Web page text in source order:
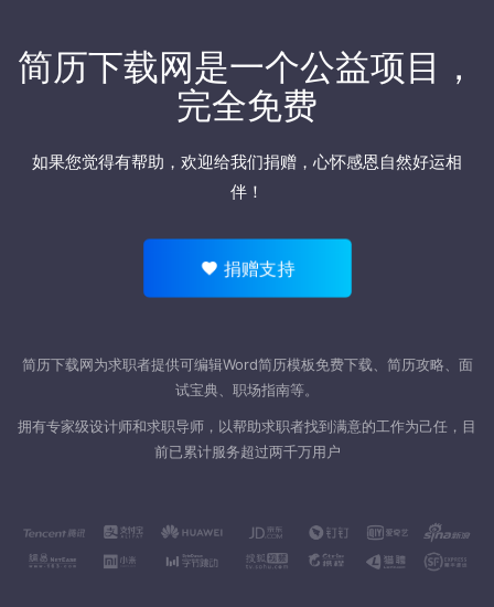
简历下载网是一个公益项目，
完全免费
如果您觉得有帮助，欢迎给我们捐赠 ，心怀感恩自然好运相
伴！
捐赠支持
简历下载网为求职者提供可编辑Word简历模板免费下载、简历攻略、面
试宝典、职场指南等。
拥有专家级设计师和求职导师，以帮助求职者找到满意的工作为己任，目
前已累计服务超过两千万用户